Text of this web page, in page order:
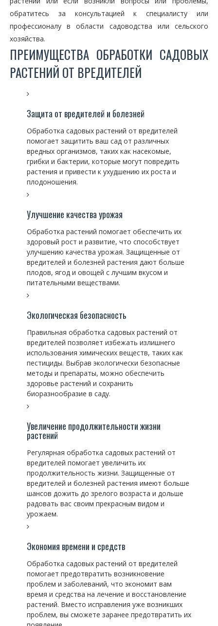
обратитесь за консультацией к специалисту или
профессионалу в области садоводства или сельского
хозяйства.
ПРЕИМУЩЕСТВА ОБРАБОТКИ САДОВЫХ
РАСТЕНИЙ ОТ ВРЕДИТЕЛЕЙ
Защита от вредителей и болезней
Обработка садовых растений от вредителей
помогает защитить ваш сад от различных
вредных организмов, таких как насекомые,
грибки и бактерии, которые могут повредить
растения и привести к ухудшению их роста и
плодоношения.
Улучшение качества урожая
Обработка растений помогает обеспечить их
здоровый рост и развитие, что способствует
улучшению качества урожая. Защищенные от
вредителей и болезней растения дают больше
плодов, ягод и овощей с лучшим вкусом и
питательными веществами.
Экологическая безопасность
Правильная обработка садовых растений от
вредителей позволяет избежать излишнего
использования химических веществ, таких как
пестициды. Выбрав экологически безопасные
методы и препараты, можно обеспечить
здоровье растений и сохранить
биоразнообразие в саду.
Увеличение продолжительности жизни
растений
Регулярная обработка садовых растений от
вредителей помогает увеличить их
продолжительность жизни. Защищенные от
вредителей и болезней растения имеют больше
шансов дожить до зрелого возраста и дольше
радовать вас своим прекрасным видом и
урожаем.
Экономия времени и средств
Обработка садовых растений от вредителей
помогает предотвратить возникновение
проблем и заболеваний, что экономит вам
время и средства на лечение и восстановление
растений. Вместо исправления уже возникших
проблем, вы сможете заранее предотвратить их